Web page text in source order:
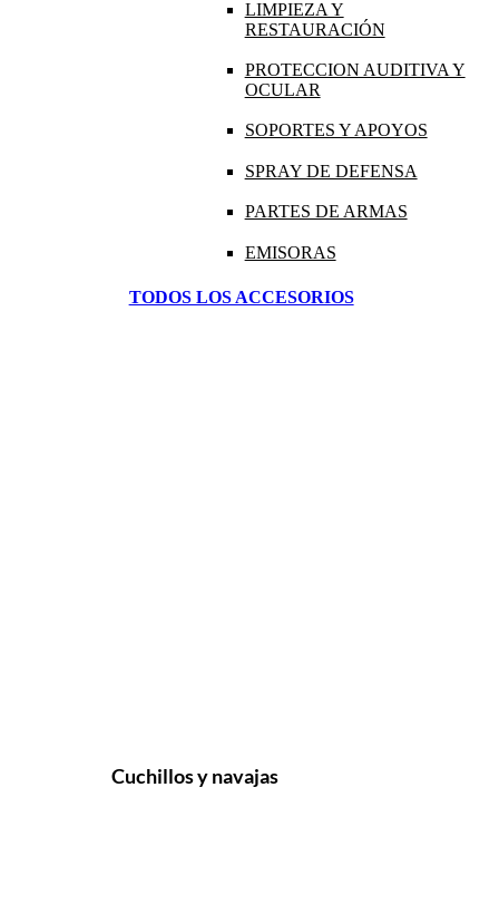
LIMPIEZA Y
RESTAURACIÓN
PROTECCION AUDITIVA Y
OCULAR
SOPORTES Y APOYOS
SPRAY DE DEFENSA
PARTES DE ARMAS
EMISORAS
TODOS LOS ACCESORIOS
Cuchillos y navajas